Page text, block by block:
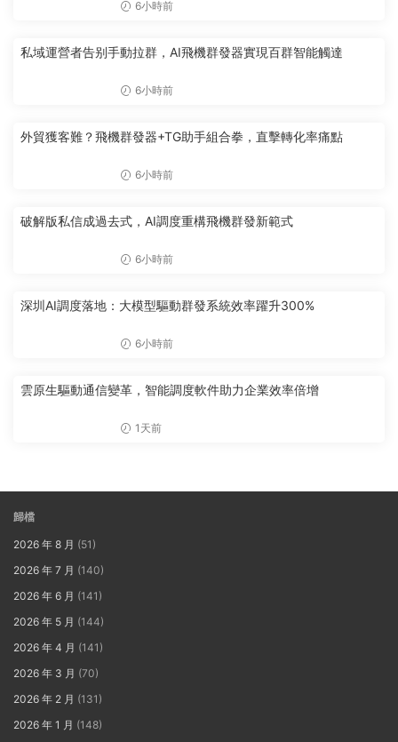
6小時前
私域運營者告别手動拉群，AI飛機群發器實現百群智能觸達
6小時前
外貿獲客難？飛機群發器+TG助手組合拳，直擊轉化率痛點
6小時前
破解版私信成過去式，AI調度重構飛機群發新範式
6小時前
深圳AI調度落地：大模型驅動群發系統效率躍升300%
6小時前
雲原生驅動通信變革，智能調度軟件助力企業效率倍增
1天前
歸檔
2026 年 8 月 (51)
2026 年 7 月 (140)
2026 年 6 月 (141)
2026 年 5 月 (144)
2026 年 4 月 (141)
2026 年 3 月 (70)
2026 年 2 月 (131)
2026 年 1 月 (148)